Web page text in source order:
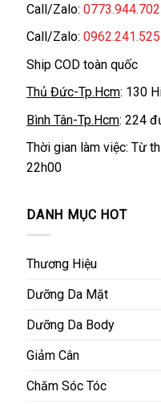
Call/Zalo: 0773.944.702
Call/Zalo: 0962.241.525
Ship COD toàn quốc
Thủ Đức-Tp.Hcm: 130
Bình Tân-Tp.Hcm: 224
Thời gian làm việc: Từ
22h00
DANH MỤC HOT
Thương Hiệu
Dưỡng Da Mặt
Dưỡng Da Body
Giảm Cân
Chăm Sóc Tóc